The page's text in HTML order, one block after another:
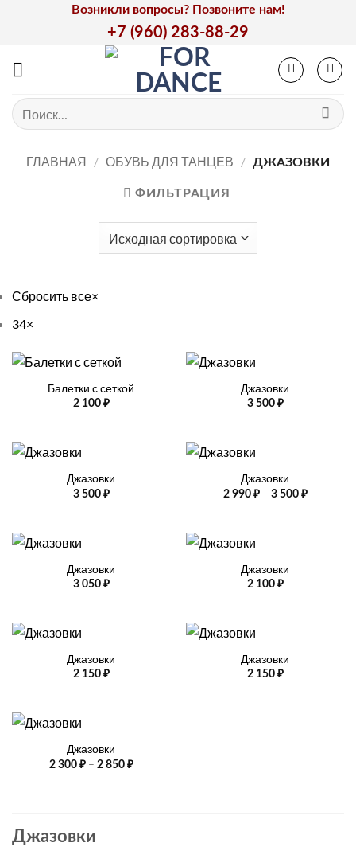
Возникли вопросы? Позвоните нам!
+7 (960) 283-88-29
Искать:
ГЛАВНАЯ / ОБУВЬ ДЛЯ ТАНЦЕВ / ДЖАЗОВКИ
ФИЛЬТРАЦИЯ
Сбросить все×
34×
Балетки с сеткой
2 100 ₽
Джазовки
3 500 ₽
Джазовки
3 500 ₽
Джазовки
2 990 ₽ – 3 500 ₽Диапазон
Джазовки
3 050 ₽
Джазовки
2 100 ₽
Джазовки
2 150 ₽
Джазовки
2 150 ₽
Джазовки
2 300 ₽ – 2 850 ₽Диапазон
Джазовки